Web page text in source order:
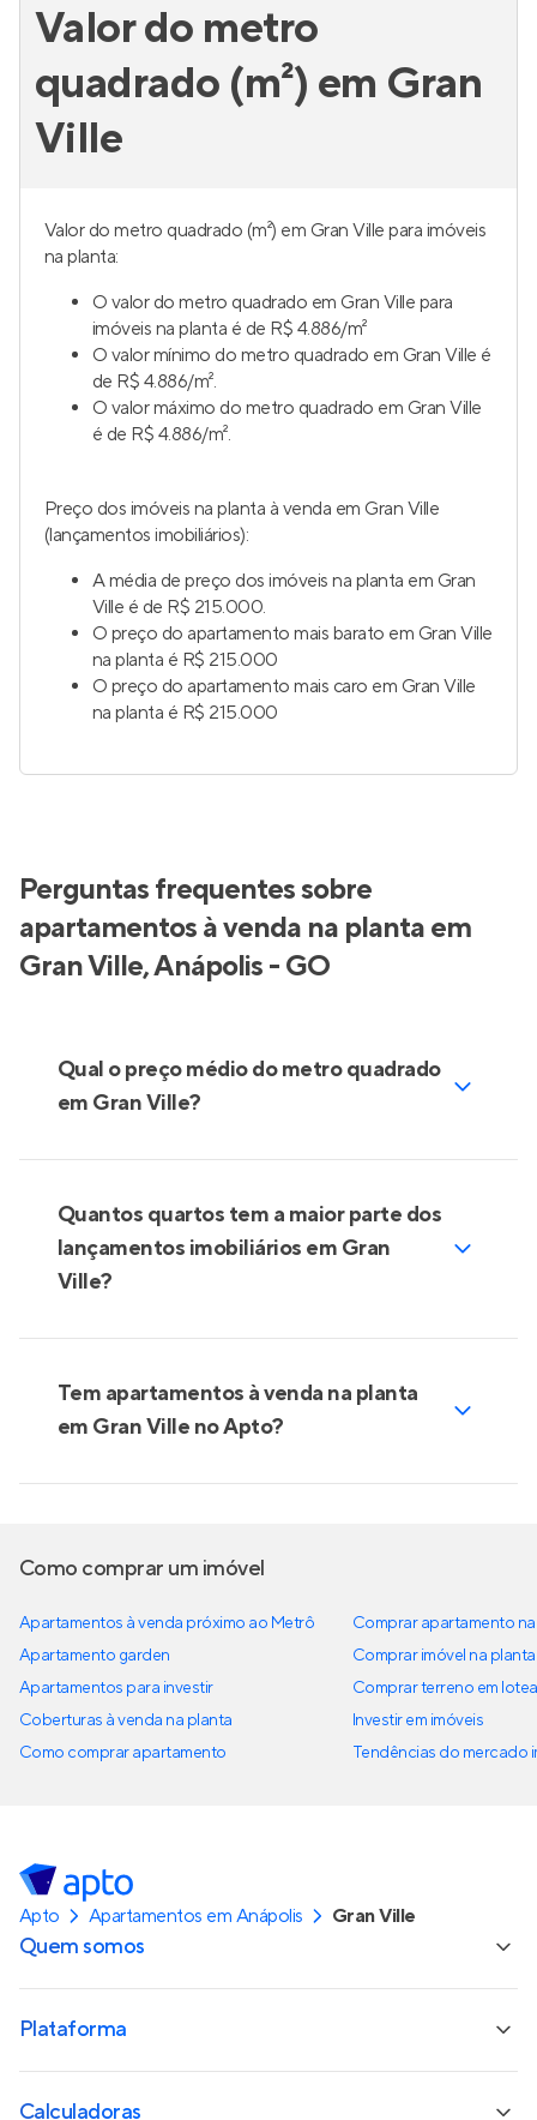
Valor do metro
quadrado (m²) em Gran
Ville
Valor do metro quadrado (m²) em Gran Ville para imóveis
na planta:
O valor do metro quadrado em Gran Ville para
imóveis na planta é de R$ 4.886/m²
O valor mínimo do metro quadrado em Gran Ville é
de R$ 4.886/m².
O valor máximo do metro quadrado em Gran Ville
é de R$ 4.886/m².
Preço dos imóveis na planta à venda em Gran Ville
(lançamentos imobiliários):
A média de preço dos imóveis na planta em Gran
Ville é de R$ 215.000.
O preço do apartamento mais barato em Gran Ville
na planta é R$ 215.000
O preço do apartamento mais caro em Gran Ville
na planta é R$ 215.000
Perguntas frequentes sobre
apartamentos à venda na planta em
Gran Ville, Anápolis - GO
Qual o preço médio do metro quadrado
em Gran Ville?
Quantos quartos tem a maior parte dos
lançamentos imobiliários em Gran
Ville?
Tem apartamentos à venda na planta
em Gran Ville no Apto?
Como comprar um imóvel
Apartamentos à venda próximo ao Metrô
Apartamento garden
Apartamentos para investir
Coberturas à venda na planta
Como comprar apartamento
Comprar apartamento
Comprar imóvel na planta
Comprar terreno em
Investir em imóveis
Tendências do mercado
Apto Apartamentos em Anápolis Gran Ville
Quem somos
Plataforma
Calculadoras